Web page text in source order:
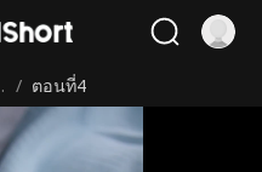
/ ตอนที่4